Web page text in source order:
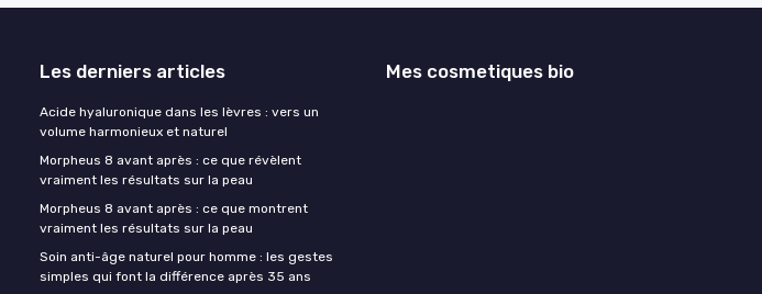
Les derniers articles
Acide hyaluronique dans les lèvres : vers un
volume harmonieux et naturel
Morpheus 8 avant après : ce que révèlent
vraiment les résultats sur la peau
Morpheus 8 avant après : ce que montrent
vraiment les résultats sur la peau
Soin anti-âge naturel pour homme : les gestes
simples qui font la différence après 35 ans
Mes cosmetiques bio